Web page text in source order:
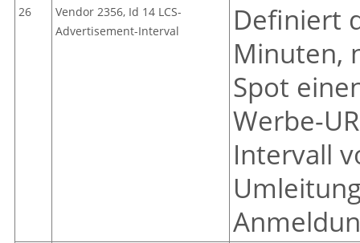
26
Vendor 2356, Id 14 LCS-
Advertisement-Interval
Definiert
Minuten,
Spot
Werbe-
Intervall